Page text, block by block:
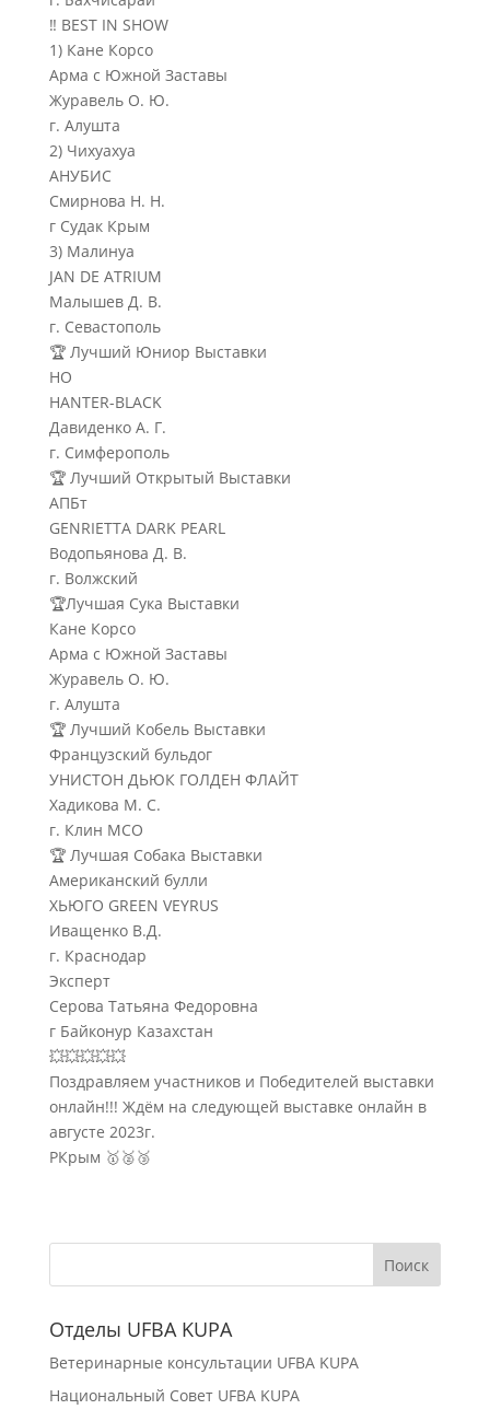
‼ BEST IN SHOW
1) Кане Корсо
Арма с Южной Заставы
Журавель О. Ю.
г. Алушта
2) Чихуахуа
АНУБИС
Смирнова Н. Н.
г Судак Крым
3) Малинуа
JAN DE ATRIUM
Малышев Д. В.
г. Севастополь
🏆 Лучший Юниор Выставки
НО
HANTER-BLACK
Давиденко А. Г.
г. Симферополь
🏆 Лучший Открытый Выставки
АПБт
GENRIETTA DARK PEARL
Водопьянова Д. В.
г. Волжский
🏆Лучшая Сука Выставки
Кане Корсо
Арма с Южной Заставы
Журавель О. Ю.
г. Алушта
🏆 Лучший Кобель Выставки
Французский бульдог
УНИСТОН ДЬЮК ГОЛДЕН ФЛАЙТ
Хадикова М. С.
г. Клин МСО
🏆 Лучшая Собака Выставки
Американский булли
ХЬЮГО GREEN VEYRUS
Иващенко В.Д.
г. Краснодар
Эксперт
Серова Татьяна Федоровна
г Байконур Казахстан
💥💥💥💥💥
Поздравляем участников и Победителей выставки
онлайн!!! Ждём на следующей выставке онлайн в
августе 2023г.
РКрым 🥇🥈🥉
Отделы UFBA KUPA
Ветеринарные консультации UFBA KUPA
Национальный Совет UFBA KUPA